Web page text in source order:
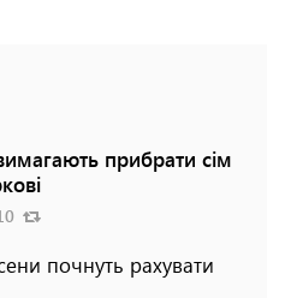
прибрати сім
почнуть рахувати